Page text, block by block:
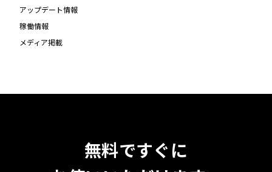
アップデート情報
稼働情報
メディア掲載
無料ですぐに